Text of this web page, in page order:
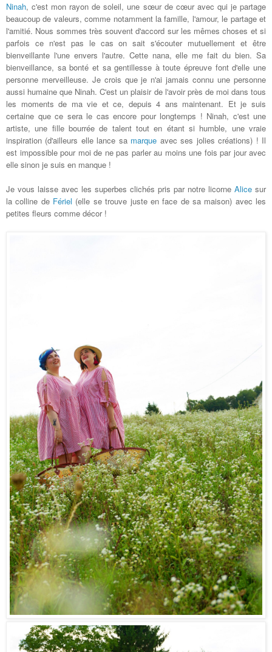
Ninah, c'est mon rayon de soleil, une sœur de cœur avec qui je partage
beaucoup de valeurs, comme notamment la famille, l'amour, le partage et
l'amitié. Nous sommes très souvent d'accord sur les mêmes choses et si
parfois ce n'est pas le cas on sait s'écouter mutuellement et être
bienveillante l'une envers l'autre. Cette nana, elle me fait du bien. Sa
bienveillance, sa bonté et sa gentillesse à toute épreuve font d'elle une
personne merveilleuse. Je crois que je n'ai jamais connu une personne
aussi humaine que Ninah. C'est un plaisir de l'avoir près de moi dans tous
les moments de ma vie et ce, depuis 4 ans maintenant. Et je suis
certaine que ce sera le cas encore pour longtemps ! Ninah, c'est une
artiste, une fille bourrée de talent tout en étant si humble, une vraie
inspiration (d'ailleurs elle lance sa marque avec ses jolies créations) ! Il
est impossible pour moi de ne pas parler au moins une fois par jour avec
elle sinon je suis en manque !
Je vous laisse avec les superbes clichés pris par notre licorne Alice sur
la colline de Fériel (elle se trouve juste en face de sa maison) avec les
petites fleurs comme décor !